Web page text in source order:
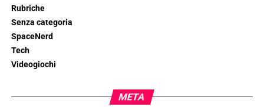
Rubriche
Senza categoria
SpaceNerd
Tech
Videogiochi
META